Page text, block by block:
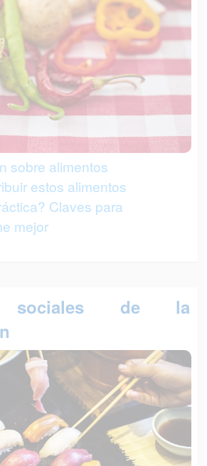
sobre alimentos
estos alimentos
Claves para
mejor
sociales de la